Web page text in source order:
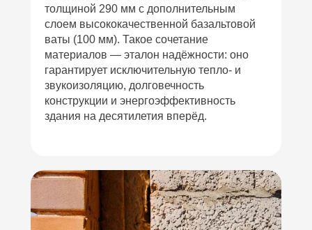
толщиной 290 мм с дополнительным
слоем высококачественной базальтовой
ваты (100 мм). Такое сочетание
материалов — эталон надёжности: оно
гарантирует исключительную тепло- и
звукоизоляцию, долговечность
конструкции и энергоэффективность
здания на десятилетия вперёд.